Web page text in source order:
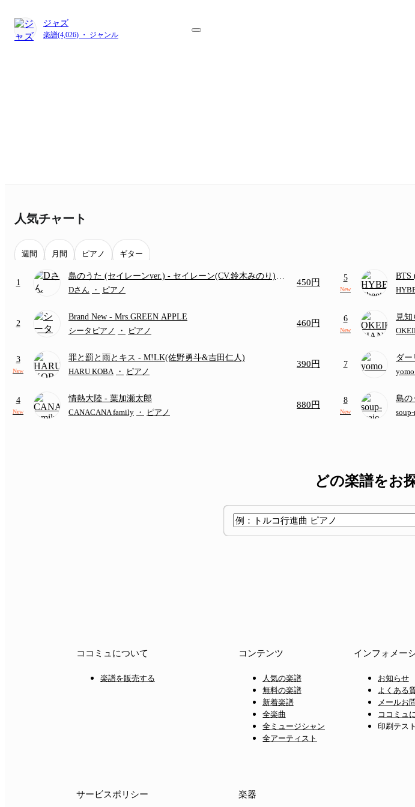
ジャズ
楽譜(4,026) ・ ジャンル
人気チャート
週間 月間 ピアノ ギター
1
島のうた (セイレーンver.) - セイレーン(CV.鈴木みのり)
(難易度:★★★★☆/歌詞・コード・ペダル付き/『映画ち
Dさん ・ ピアノ
450円
2
Brand New - Mrs.GREEN APPLE
シータピアノ
・ ピアノ
460円
3
New
罪と罰と雨とキス - M!LK(佐野勇斗&吉田仁人)
HARU KOBA
・ ピアノ
390円
4
New
情熱大陸 - 葉加瀬太郎
CANACANA family ・ ピアノ
880円
5
New
BTS
6
New
見
題歌)
7
ダー
／フ
8
New
島の
つ (
どの楽譜をお
ココミュについて
楽譜を販売する
コンテンツ
人気の楽譜
無料の楽譜
新着楽譜
全楽曲
全ミュージシャン
全アーティスト
インフォメー
お知らせ
よくある
メールお
ココミュ
印刷テスト
サービスポリシー 楽器